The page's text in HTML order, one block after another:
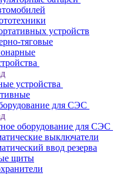
устройств
тяговые
устройства
для СЭС
оборудование для СЭС
выключатели
ввод резерва
щиты